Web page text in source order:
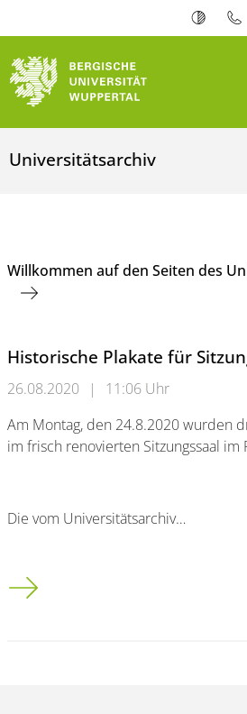
Universitätsarchiv
Willkommen auf den Seiten des
Historische Plakate für
26.08.2020 |
11:06 Uhr
Am Montag, den 24.8.2020 wurden
im frisch renovierten Sitzungssaal im
Die vom Universitätsarchiv…
Historische Plakate für Sitzungssaal